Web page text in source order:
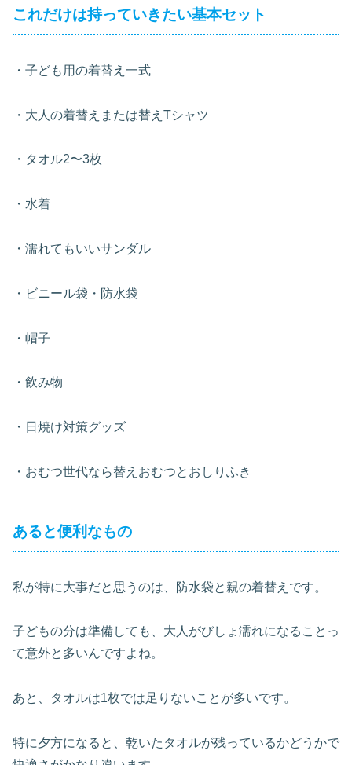
これだけは持っていきたい基本セット
・子ども用の着替え一式
・大人の着替えまたは替えTシャツ
・タオル2〜3枚
・水着
・濡れてもいいサンダル
・ビニール袋・防水袋
・帽子
・飲み物
・日焼け対策グッズ
・おむつ世代なら替えおむつとおしりふき
あると便利なもの
私が特に大事だと思うのは、防水袋と親の着替えです。
子どもの分は準備しても、大人がびしょ濡れになることっ
て意外と多いんですよね。
あと、タオルは1枚では足りないことが多いです。
特に夕方になると、乾いたタオルが残っているかどうかで